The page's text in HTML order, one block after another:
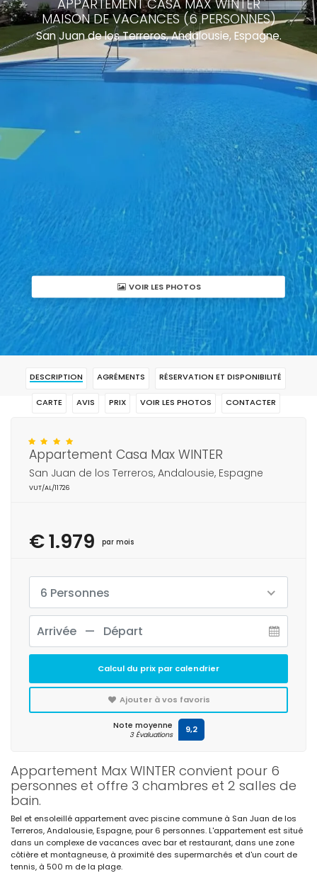
APPARTEMENT CASA MAX WINTER
MAISON DE VACANCES (6 PERSONNES)
San Juan de los Terreros, Andalousie, Espagne.
VOIR LES PHOTOS
DESCRIPTION AGRÉMENTS RÉSERVATION ET DISPONIBILITÉ
CARTE AVIS PRIX VOIR LES PHOTOS CONTACTER
Appartement Max WINTER convient pour 6
personnes et offre 3 chambres et 2 salles de
bain.
Bel et ensoleillé appartement avec piscine commune à San Juan de los
Terreros, Andalousie, Espagne, pour 6 personnes. L'appartement est situé
dans un complexe de vacances avec bar et restaurant, dans une zone
côtière et montagneuse, à proximité des supermarchés et d'un court de
tennis, à 500 m de la plage.
Appartement Casa Max WINTER
San Juan de los Terreros, Andalousie, Espagne
VUT/AL/11726
€ 1.979 par mois
6 Personnes
Calcul du prix par calendrier
Ajouter à vos favoris
Note moyenne
3 Évaluations 9,2